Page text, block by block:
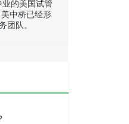
的美国试管
中桥已经形
团队。